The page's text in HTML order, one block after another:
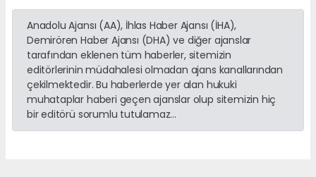
Anadolu Ajansı (AA), İhlas Haber Ajansı (İHA),
Demirören Haber Ajansı (DHA) ve diğer ajanslar
tarafından eklenen tüm haberler, sitemizin
editörlerinin müdahalesi olmadan ajans kanallarından
çekilmektedir. Bu haberlerde yer alan hukuki
muhataplar haberi geçen ajanslar olup sitemizin hiç
bir editörü sorumlu tutulamaz...